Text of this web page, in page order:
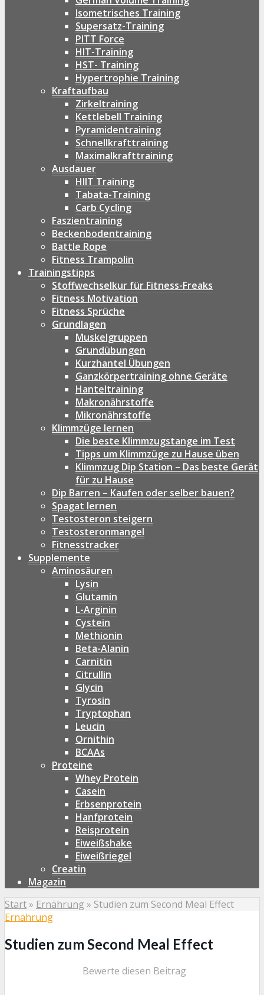
Isometrisches Training
Supersatz-Training
PITT Force
HIT-Training
HST- Training
Hypertrophie Training
Kraftaufbau
Zirkeltraining
Kettlebell Training
Pyramidentraining
Schnellkrafttraining
Maximalkrafttraining
Ausdauer
HIIT Training
Tabata-Training
Carb Cycling
Faszientraining
Beckenbodentraining
Battle Rope
Fitness Trampolin
Trainingstipps
Stoffwechselkur für Fitness-Freaks
Fitness Motivation
Fitness Sprüche
Grundlagen
Muskelgruppen
Grundübungen
Kurzhantel Übungen
Ganzkörpertraining ohne Geräte
Hanteltraining
Makronährstoffe
Mikronährstoffe
Klimmzüge lernen
Die beste Klimmzugstange im Test
Tipps um Klimmzüge zu Hause üben
Klimmzug Dip Station – Das beste Gerät
für zu Hause
Dip Barren – Kaufen oder selber bauen?
Spagat lernen
Testosteron steigern
Testosteronmangel
Fitnesstracker
Supplemente
Aminosäuren
Lysin
Glutamin
L-Arginin
Cystein
Methionin
Beta-Alanin
Carnitin
Citrullin
Glycin
Tyrosin
Tryptophan
Leucin
Ornithin
BCAAs
Proteine
Whey Protein
Casein
Erbsenprotein
Hanfprotein
Reisprotein
Eiweißshake
Eiweißriegel
Creatin
Magazin
Start» Ernährung » Studien zum Second Meal Effect
Ernährung
Studien zum Second Meal Effect
Bewerte diesen Beitrag